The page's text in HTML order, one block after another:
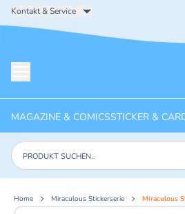
Kontakt & Service
MAGAZINE & COMICSSTICKER &
Produkte suchen
Home Miraculous Stickerserie Miraculous